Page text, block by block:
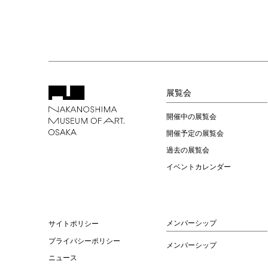
展覧会
開催中の展覧会
開催予定の展覧会
過去の展覧会
イベントカレンダー
サイトポリシー
プライバシーポリシー
ニュース
メンバーシップ
メンバーシップ